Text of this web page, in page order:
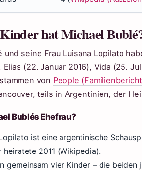
hat Michael
und seine Frau Luisana Lopilato
Elias (22. Januar 2016), Vida (25.
von People
teils in Argentinien, der
Bublés Ehefrau?
ist eine argentinische
heiratete 2011 (Wikipedia).
gemeinsam vier Kinder – die beiden